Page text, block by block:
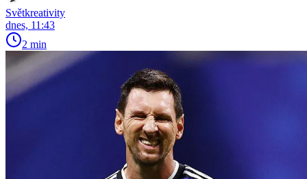
Světkreativity
dnes, 11:43
2 min